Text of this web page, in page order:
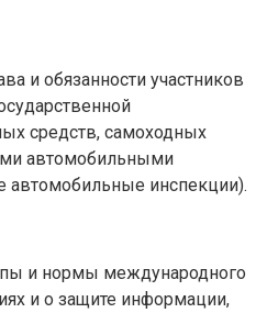
и обязанности участников
средств, самоходных
автомобильными
автомобильные инспекции).
и нормы международного
и о защите информации,